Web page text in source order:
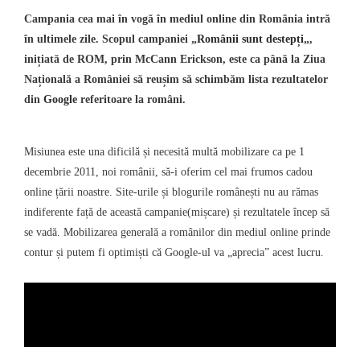
Campania cea mai în vogă în mediul online din România intră
în ultimele zile. Scopul campaniei „Românii sunt destepți„,
inițiată de ROM, prin McCann Erickson, este ca până la Ziua
Națională a României să reușim să schimbăm lista rezultatelor
din Google referitoare la români.
Misiunea este una dificilă și necesită multă mobilizare ca pe 1
decembrie 2011, noi românii, să-i oferim cel mai frumos cadou
online țării noastre. Site-urile și blogurile românești nu au rămas
indiferente față de această campanie(mișcare) și rezultatele încep să
se vadă. Mobilizarea generală a românilor din mediul online prinde
contur și putem fi optimiști că Google-ul va „aprecia” acest lucru.